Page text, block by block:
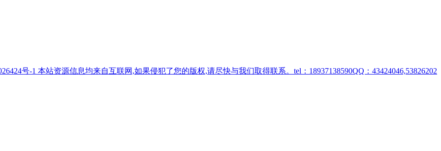
号-1 本站资源信息均来自互联网,如果侵犯了您的版权,请尽快与我们取得联系。tel：18937138590QQ：43424046,53826202